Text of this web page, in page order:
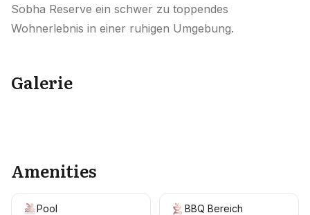
Sobha Reserve ein schwer zu toppendes
Wohnerlebnis in einer ruhigen Umgebung.
Galerie
Amenities
Pool BBQ Bereich